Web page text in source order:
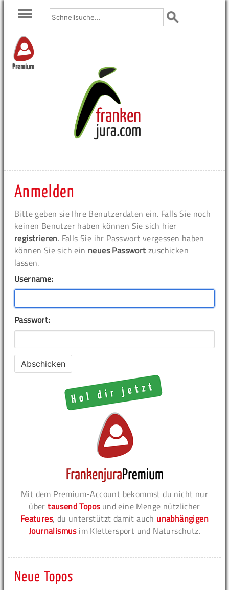
Premium
Anmelden
Bitte geben sie Ihre Benutzerdaten ein. Falls Sie noch
keinen Benutzer haben können Sie sich hier
registrieren. Falls Sie ihr Passwort vergessen haben
können Sie sich ein neues Passwort zuschicken
lassen.
Username:
Passwort:
Mit dem Premium-Account bekommst du nicht nur
übertausend Toposund eine Menge nützlicher
Features, du unterstützt damit auch unabhängigen
Journalismusim Klettersport und Naturschutz.
Neue Topos